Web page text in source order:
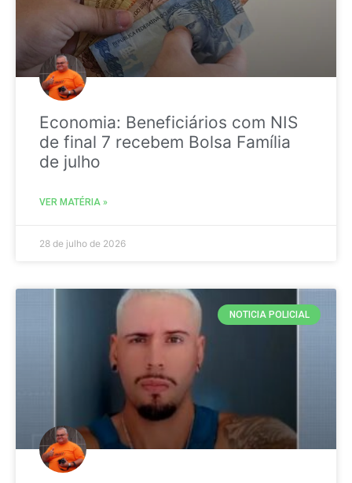
Economia: Beneficiários com NIS
de final 7 recebem Bolsa Família
de julho
VER MATÉRIA »
28 de julho de 2026
NOTICIA POLICIAL